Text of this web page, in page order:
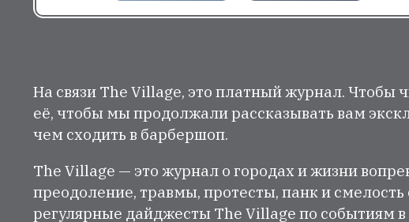
На связи The Village, это платный журнал. Чтобы
её, чтобы мы продолжали рассказывать вам
чем сходить в барбершоп.
The Village — это журнал о городах и жизни
преодоление, травмы, протесты, панк и смелость
регулярные дайджесты The Village по событиям